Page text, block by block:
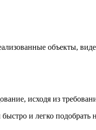
объекты,
исходя из
и легко подобрать